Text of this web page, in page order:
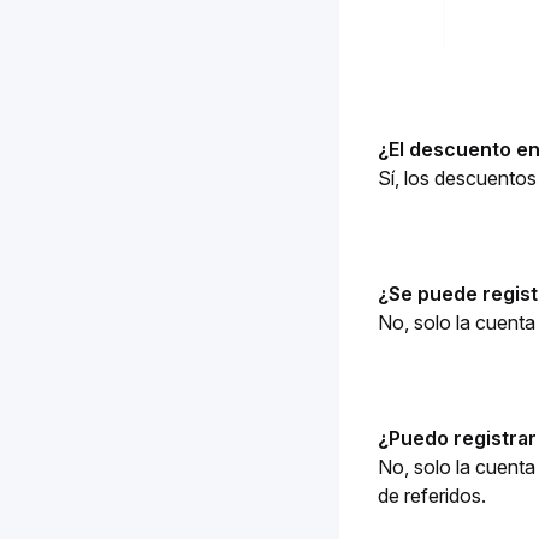
¿El descuento
Sí, los
¿Se puede
No, solo la
¿Puedo
No, solo la
de referidos.